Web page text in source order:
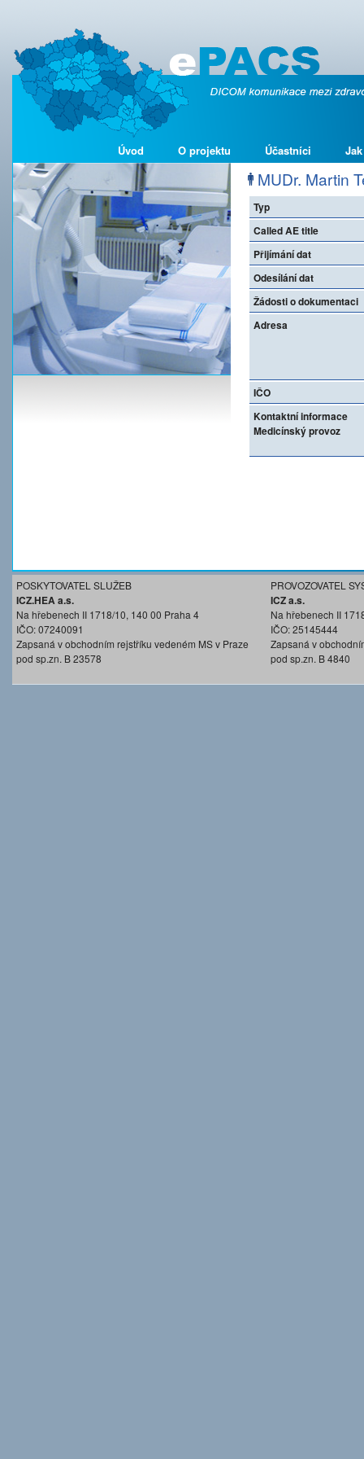
Úvod O projektu Účastníci
MUDr. Martin
Typ
Called AE title
Přijímání dat
Odesílání dat
Žádosti o dokumentaci
Adresa
IČO
Kontaktní informace
Medicínský provoz
POSKYTOVATEL SLUŽEB
ICZ.HEA a.s.
Na hřebenech II 1718/10, 140 00 Praha 4
IČO: 07240091
Zapsaná v obchodním rejstříku vedeném MS v Praze
pod sp.zn. B 23578
PROVOZOVATEL
ICZ a.s.
Na hřebenech II
IČO: 25145444
Zapsaná v
pod sp.zn. B 4840